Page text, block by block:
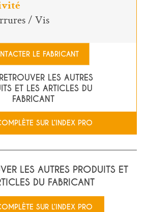
/ Vis
LE FABRICANT
LES AUTRES
ET LES ARTICLES DU
FABRICANT
SUR L’INDEX PRO
LES AUTRES PRODUITS ET
DU FABRICANT
SUR L’INDEX PRO